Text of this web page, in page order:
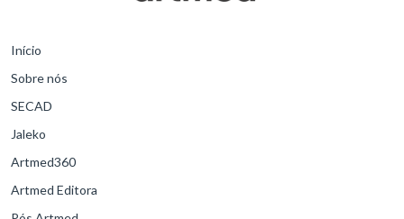
Início
Sobre nós
SECAD
Jaleko
Artmed360
Artmed Editora